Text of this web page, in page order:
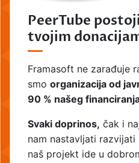
PeerTube
tvojim
Framasoft ne zarađuje
smo organizacija od
90 % našeg
Svaki doprinos, čak i
nam nastavljati razvijati
naš projekt ide u